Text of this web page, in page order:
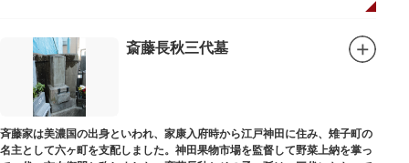
斎藤長秋三代墓
斉藤家は美濃国の出身といわれ、家康入府時から江戸神田に住み、雉子町の
名主として六ヶ町を支配しました。神田果物市場を監督して野菜上納を掌っ